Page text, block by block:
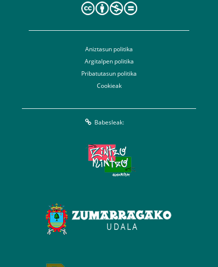
Aniztasun politika
Argitalpen politika
Pribatutasun politika
Cookieak
Babesleak: